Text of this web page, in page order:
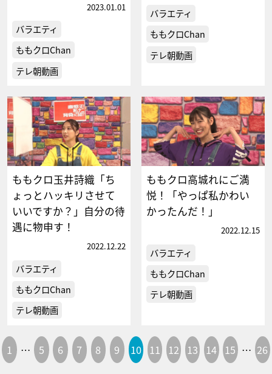
2023.01.01
バラエティ
ももクロChan
テレ朝動画
バラエティ
ももクロChan
テレ朝動画
ももクロ玉井詩織「ち
ょっとハッキリさせて
いいですか？」自分の待
遇に物申す！
2022.12.22
バラエティ
ももクロChan
テレ朝動画
ももクロ高城れにご満
悦！「やっぱ私かわい
かったんだ！」
2022.12.15
バラエティ
ももクロChan
テレ朝動画
1 … 5 6 7 8 9 10 11 12 13 14 15 … 26